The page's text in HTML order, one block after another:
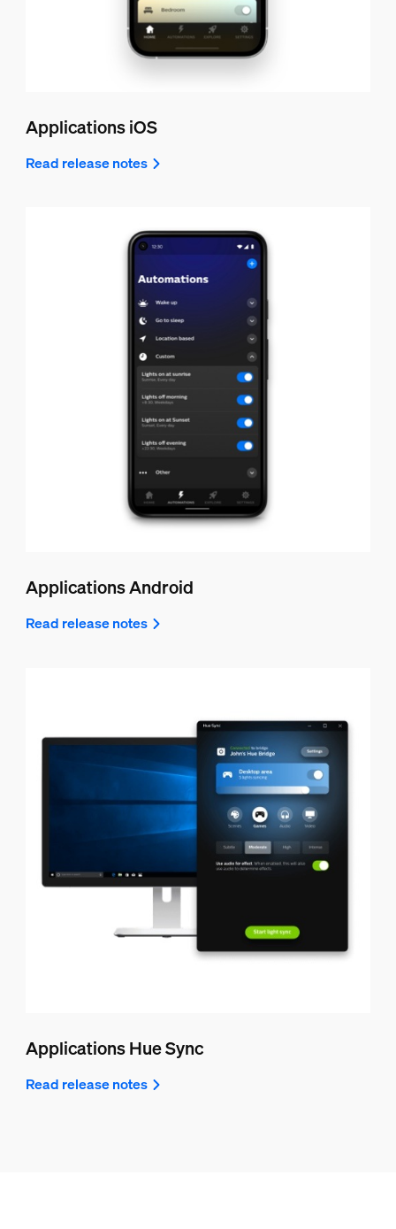
Applications iOS
Read release notes
Applications Android
Read release notes
Applications Hue Sync
Read release notes